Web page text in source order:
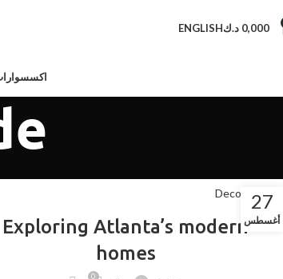
0,000 د.كENGLISH
27
أغسطس
Decoration
Exploring Atlanta’s modern
homes
0